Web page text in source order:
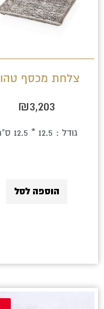
צלחת מכסף טהור
₪3,203
גודל : 12.5 * 12.5 ס"מ
הוספה לסל